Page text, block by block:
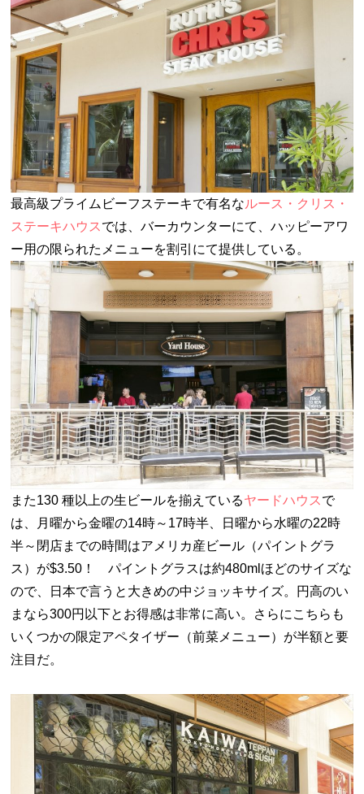
最高級プライムビーフステーキで有名なルース・クリス・
ステーキハウスでは、バーカウンターにて、ハッピーアワ
ー用の限られたメニューを割引にて提供している。
また130 種以上の生ビールを揃えているヤードハウス で
は、月曜から金曜の14時～17時半、日曜から水曜の22時
半～閉店までの時間はアメリカ産ビール（パイントグラ
ス）が$3.50！ パイントグラスは約480mlほどのサイズな
ので、日本で言うと大きめの中ジョッキサイズ。円高のい
まなら300円以下とお得感は非常に高い。さらにこちらも
いくつかの限定アペタイザー（前菜メニュー）が半額と要
注目だ。